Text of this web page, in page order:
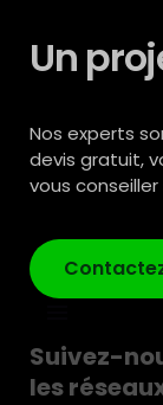
Un
Nos experts
devis gratuit,
vous
Suivez-
les